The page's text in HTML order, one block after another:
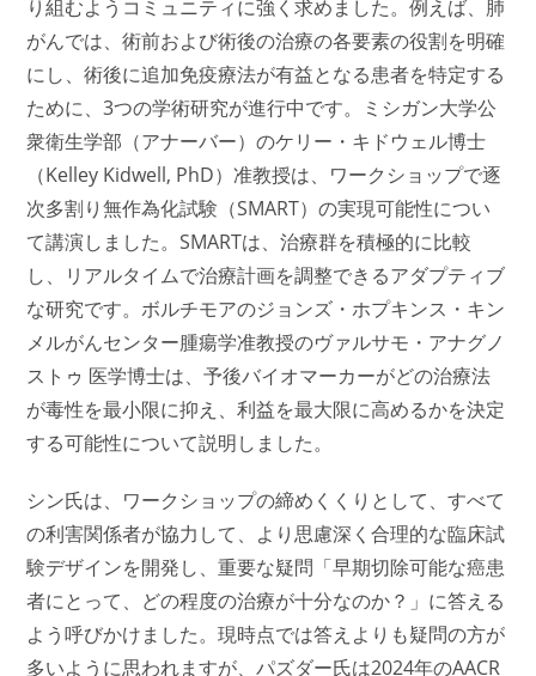
り組むようコミュニティに強く求めました。例えば、肺
がんでは、術前および術後の治療の各要素の役割を明確
にし、術後に追加免疫療法が有益となる患者を特定する
ために、3つの学術研究が進行中です。ミシガン大学公
衆衛生学部（アナーバー）のケリー・キドウェル博士
（Kelley Kidwell, PhD）准教授は、ワークショップで逐
次多割り無作為化試験（SMART）の実現可能性につい
て講演しました。SMARTは、治療群を積極的に比較
し、リアルタイムで治療計画を調整できるアダプティブ
な研究です。ボルチモアのジョンズ・ホプキンス・キン
メルがんセンター腫瘍学准教授のヴァルサモ・アナグノ
ストゥ 医学博士は、予後バイオマーカーがどの治療法
が毒性を最小限に抑え、利益を最大限に高めるかを決定
する可能性について説明しました。
シン氏は、ワークショップの締めくくりとして、すべて
の利害関係者が協力して、より思慮深く合理的な臨床試
験デザインを開発し、重要な疑問「早期切除可能な癌患
者にとって、どの程度の治療が十分なのか？」に答える
よう呼びかけました。現時点では答えよりも疑問の方が
多いように思われますが、パズダー氏は2024年のAACR